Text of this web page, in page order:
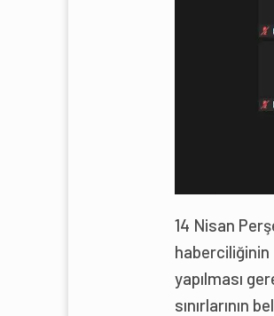
14 Nisan
haberciliğinin
yapılması
sınırlarının